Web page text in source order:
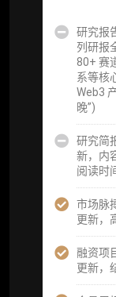
研究报
列研报
80+ 赛
系等核
Web3
晚”)
研究简
新，内
阅读时
市场脉
更新，
融资项
更新，
分析师
分析师
核）
查阅分
机构专
研精进
可下载
数据库
供，2
研究报